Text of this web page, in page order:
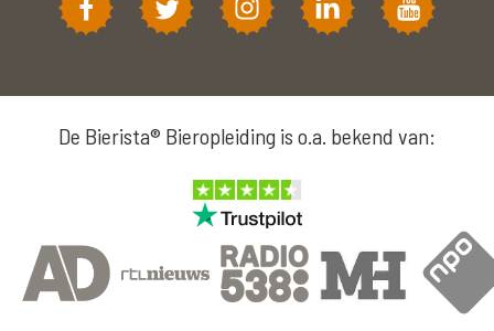
De Bierista® Bieropleiding is o.a. bekend van: